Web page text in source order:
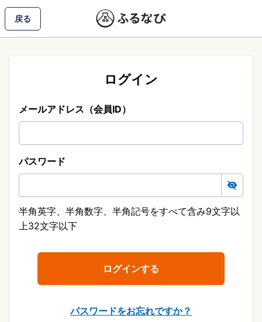
戻る
ログイン
メールアドレス（会員ID）
パスワード
半角英字、半角数字、半角記号をすべて含み9文字以
上32文字以下
パスワードをお忘れですか？